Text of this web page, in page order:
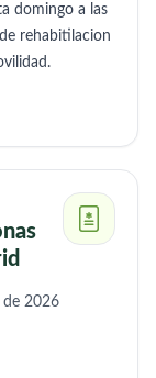
abstenerse
domingo a las
rehabitilacion
de 2026